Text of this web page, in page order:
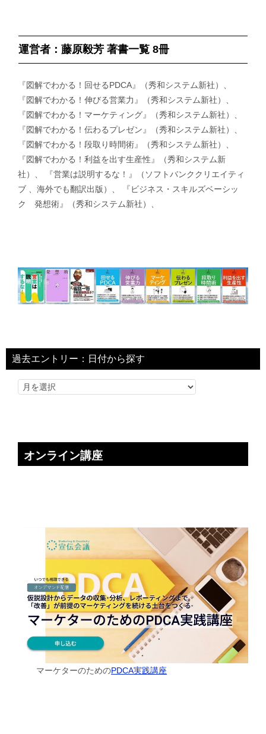
運営者：藤原毅芳 著書一覧 8冊
『図解でわかる！回せるPDCA』（秀和システム新社）、
『図解でわかる！伸びる営業力』（秀和システム新社）、
『図解でわかる！マーケティング』（秀和システム新社）、
『図解でわかる！伝わるプレゼン』（秀和システム新社）、
『図解でわかる！段取り時間術』（秀和システム新社）、
『図解でわかる！利益を出す生産性』（秀和システム新
社）、 『営業は説明するな！』（ソフトバンククリエイティ
ブ 、海外でも翻訳出版）、 『ビジネス・スキルズベーシッ
ク 発想術』（秀和システム新社）、
過去エントリー：日付から探す
オンライン講座
マーケターのためのPDCA実践講座